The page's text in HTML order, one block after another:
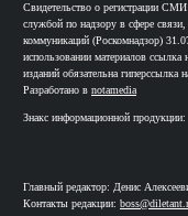
Свидетельство о регистрации
службой по надзору в сфере
коммуникаций (Роскомнадзор)
использовании материалов ссылка
изданий обязательна
Разработано в notamedia
Знакс информационной продукции:
Главный редактор: Денис
Контакты редакции: